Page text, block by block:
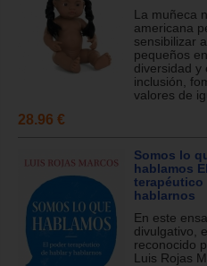
La muñeca
americana
sensibilizar
pequeños
diversidad y
inclusión,
valores de
28.96 €
Somos lo
hablamos
terapéutico
hablarnos
En este
divulgativo, el
reconocido
Luis Rojas